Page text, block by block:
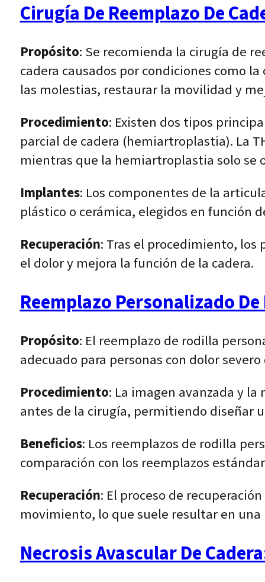
Cirugía De Reemplazo De
Propósito: Se recomienda la cirugía de
cadera causados por condiciones como
las molestias, restaurar la movilidad y
Procedimiento: Existen dos tipos
parcial de cadera (hemiartroplastia). La
mientras que la hemiartroplastia solo se
Implantes: Los componentes de la
plástico o cerámica, elegidos en función
Recuperación: Tras el procedimiento,
el dolor y mejora la función de la cadera.
Reemplazo Personalizado
Propósito: El reemplazo de rodilla
adecuado para personas con dolor
Procedimiento: La imagen avanzada y
antes de la cirugía, permitiendo diseñar
Beneficios: Los reemplazos de rodilla
comparación con los reemplazos
Recuperación: El proceso de
movimiento, lo que suele resultar en
Necrosis Avascular De